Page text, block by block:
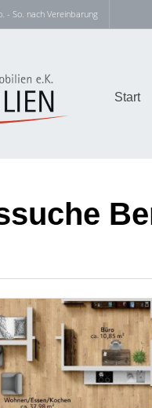
- So. nach Vereinbarung
Start